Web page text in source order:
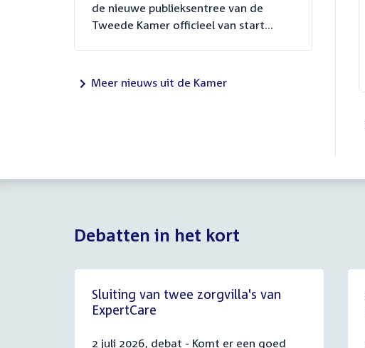
de nieuwe publieksentree van de
Tweede Kamer officieel van start...
Meer nieuws uit de Kamer
Debatten in het kort
Sluiting van twee zorgvilla's van
ExpertCare
2 juli 2026, debat - Komt er een goed